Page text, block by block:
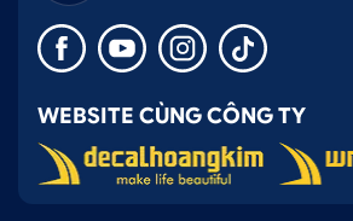
WEBSITE CÙNG CÔNG TY